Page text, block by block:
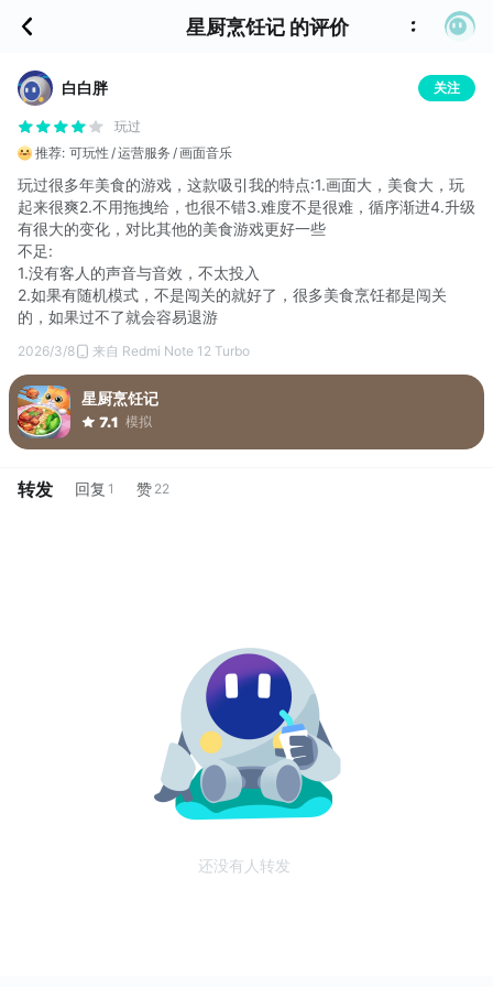
星厨烹饪记 的评价
白白胖 关注
玩过
推荐: 可玩性 运营服务 画面音乐
玩过很多年美食的游戏，这款吸引我的特点:1.画面大，美食大，玩
起来很爽2.不用拖拽给，也很不错3.难度不是很难，循序渐进4.升级
有很大的变化，对比其他的美食游戏更好一些
不足:
1.没有客人的声音与音效，不太投入
2.如果有随机模式，不是闯关的就好了，很多美食烹饪都是闯关
的，如果过不了就会容易退游
2026/3/8 来自 Redmi Note 12 Turbo
星厨烹饪记
7.1 模拟
转发 回复 1 赞 22
还没有人转发